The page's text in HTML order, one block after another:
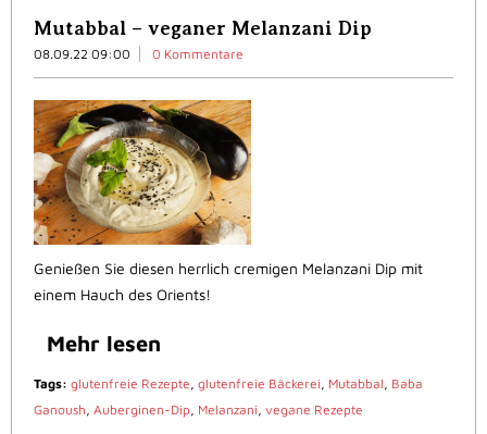
Mutabbal – veganer Melanzani Dip
08.09.22 09:00 0 Kommentare
Genießen Sie diesen herrlich cremigen Melanzani Dip mit
einem Hauch des Orients!
Mehr lesen
Tags: glutenfreie Rezepte, glutenfreie Bäckerei, Mutabbal, Baba
Ganoush, Auberginen-Dip, Melanzani, vegane Rezepte